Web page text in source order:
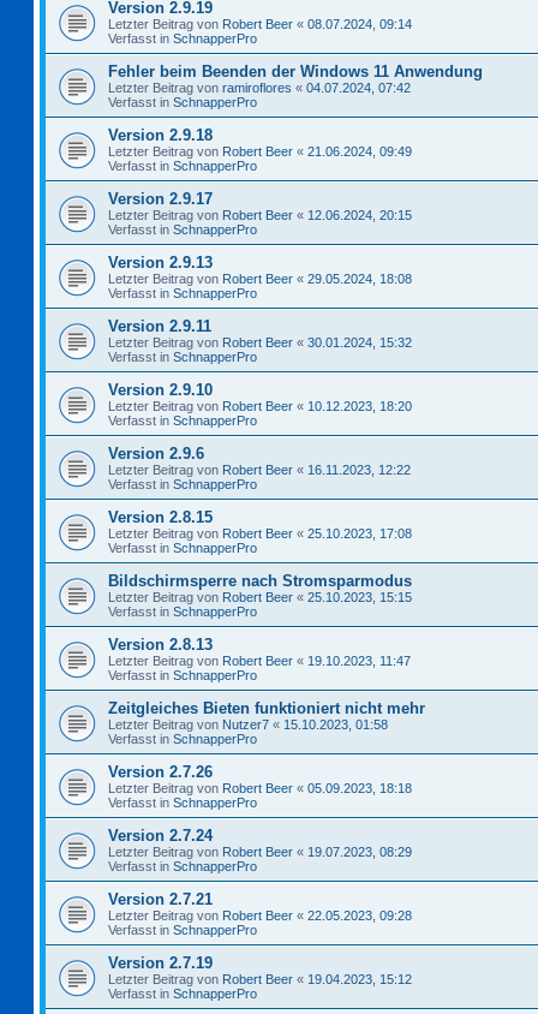
Version 2.9.19
Letzter Beitrag von Robert Beer « 08.07.2024, 09:14
Verfasst in SchnapperPro
Fehler beim Beenden der Windows 11 Anwendung
Letzter Beitrag von ramiroflores « 04.07.2024, 07:42
Verfasst in SchnapperPro
Version 2.9.18
Letzter Beitrag von Robert Beer « 21.06.2024, 09:49
Verfasst in SchnapperPro
Version 2.9.17
Letzter Beitrag von Robert Beer « 12.06.2024, 20:15
Verfasst in SchnapperPro
Version 2.9.13
Letzter Beitrag von Robert Beer « 29.05.2024, 18:08
Verfasst in SchnapperPro
Version 2.9.11
Letzter Beitrag von Robert Beer « 30.01.2024, 15:32
Verfasst in SchnapperPro
Version 2.9.10
Letzter Beitrag von Robert Beer « 10.12.2023, 18:20
Verfasst in SchnapperPro
Version 2.9.6
Letzter Beitrag von Robert Beer « 16.11.2023, 12:22
Verfasst in SchnapperPro
Version 2.8.15
Letzter Beitrag von Robert Beer « 25.10.2023, 17:08
Verfasst in SchnapperPro
Bildschirmsperre nach Stromsparmodus
Letzter Beitrag von Robert Beer « 25.10.2023, 15:15
Verfasst in SchnapperPro
Version 2.8.13
Letzter Beitrag von Robert Beer « 19.10.2023, 11:47
Verfasst in SchnapperPro
Zeitgleiches Bieten funktioniert nicht mehr
Letzter Beitrag von Nutzer7 « 15.10.2023, 01:58
Verfasst in SchnapperPro
Version 2.7.26
Letzter Beitrag von Robert Beer « 05.09.2023, 18:18
Verfasst in SchnapperPro
Version 2.7.24
Letzter Beitrag von Robert Beer « 19.07.2023, 08:29
Verfasst in SchnapperPro
Version 2.7.21
Letzter Beitrag von Robert Beer « 22.05.2023, 09:28
Verfasst in SchnapperPro
Version 2.7.19
Letzter Beitrag von Robert Beer « 19.04.2023, 15:12
Verfasst in SchnapperPro